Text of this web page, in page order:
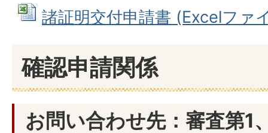
諸証明交付申請書 (Excelファ
確認申請関係
お問い合わせ先：審査第